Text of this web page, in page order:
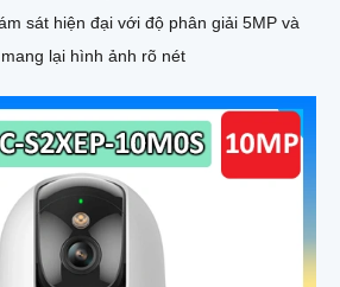
sát hiện đại với độ phân giải 5MP và
lại hình ảnh rõ nét